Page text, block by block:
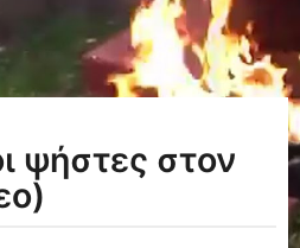
ψήστες στον